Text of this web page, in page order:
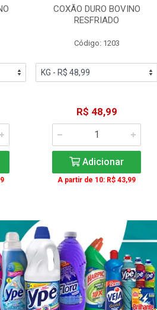
COXÃO DURO BOVINO
RESFRIADO
Código: 1203
R$ 48,99
Adicionar
A partir de 10: R$ 43,99